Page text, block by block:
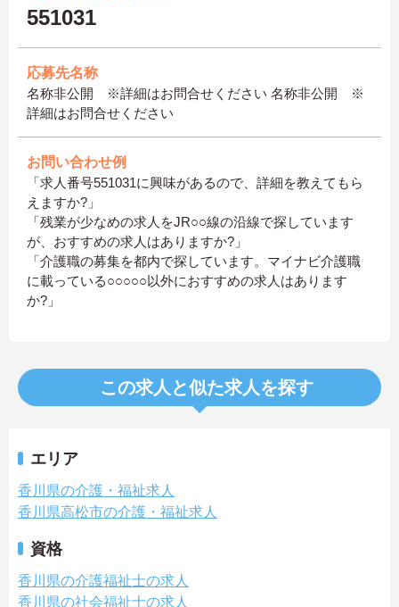
551031
応募先名称
名称非公開 ※詳細はお問合せください 名称非公開 ※
詳細はお問合せください
お問い合わせ例
「求人番号551031に興味があるので、詳細を教えてもら
えますか?」
「残業が少なめの求人をJR○○線の沿線で探しています
が、おすすめの求人はありますか?」
「介護職の募集を都内で探しています。マイナビ介護職
に載っている○○○○○以外におすすめの求人はあります
か?」
この求人と似た求人を探す
エリア
香川県の介護・福祉求人
香川県高松市の介護・福祉求人
資格
香川県の介護福祉士の求人
香川県の社会福祉士の求人